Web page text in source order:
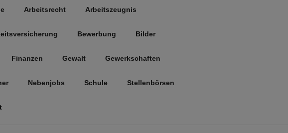
Arbeitsrecht Arbeitszeugnis
Bewerbung Bilder
Finanzen Gewalt Gewerkschaften
Nebenjobs Schule Stellenbörsen